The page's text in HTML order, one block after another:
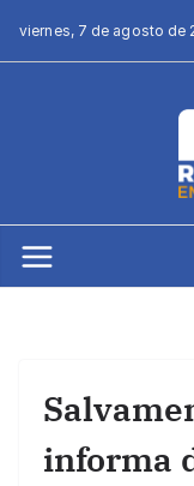
viernes, 7 de agosto de
informa